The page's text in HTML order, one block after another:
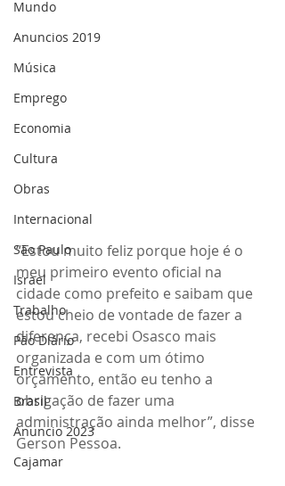
Mundo
Anuncios 2019
Música
Emprego
Economia
Cultura
Obras
Internacional
São Paulo
Israel
Trabalho
Pão Diário
Entrevista
Brasil
Anuncio 2023
Cajamar
“Estou muito feliz porque hoje é o
meu primeiro evento oficial na
cidade como prefeito e saibam que
estou cheio de vontade de fazer a
diferença, recebi Osasco mais
organizada e com um ótimo
orçamento, então eu tenho a
obrigação de fazer uma
administração ainda melhor”, disse
Gerson Pessoa.